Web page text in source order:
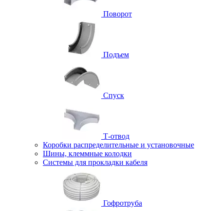
Поворот
Подъем
Спуск
Т-отвод
Коробки распределительные и установочные
Шины, клеммные колодки
Системы для прокладки кабеля
Гофротруба